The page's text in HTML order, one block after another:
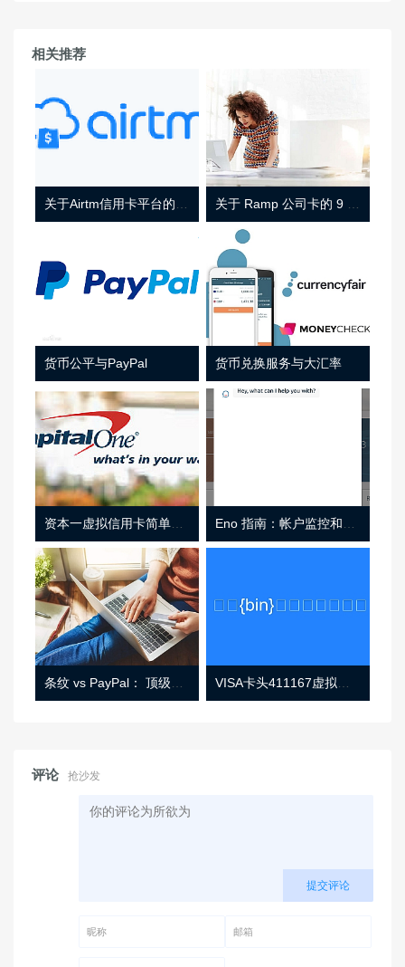
相关推荐
货币公平与PayPal 货币兑换服务与大汇率
资本一虚拟信用卡简单介绍
条纹 vs PayPal： 顶级功能， 定价 （和更多！ VISA卡头411167虚拟卡基础信息
评论 抢沙发
提交评论